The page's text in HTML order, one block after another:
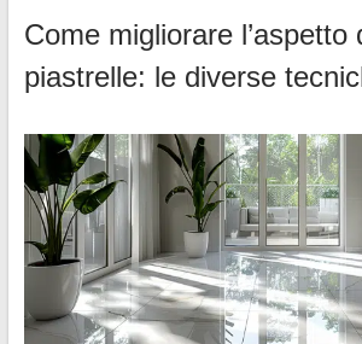
Come migliorare l’aspetto
piastrelle: le diverse